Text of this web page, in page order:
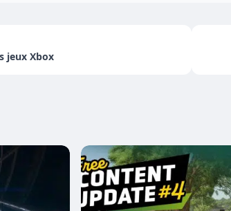
jeux Xbox